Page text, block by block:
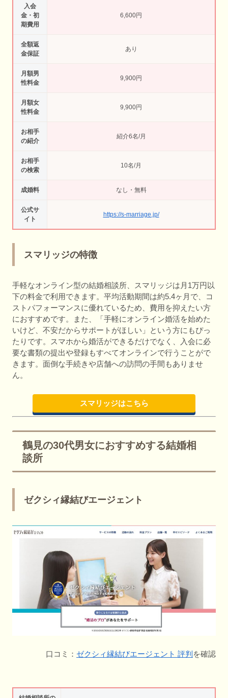
入会
金・初
期費用
6,600円
全額返
金保証
あり
月額男
性料金
9,900円
月額女
性料金
9,900円
お相手
の紹介
紹介6名/月
お相手
の検索
10名/月
成婚料 なし・無料
公式サ
イト
https://s-marriage.jp/
スマリッジの特徴
手軽なオンライン型の結婚相談所、スマリッジは月1万円以
下の料金で利用できます。平均活動期間は約5.4ヶ月で、コ
ストパフォーマンスに優れているため、費用を抑えたい方
におすすめです。また、「手軽にオンライン婚活を始めた
いけど、不安だからサポートがほしい」という方にもぴっ
たりです。スマホから婚活ができるだけでなく、入会に必
要な書類の提出や登録もすべてオンラインで行うことがで
きます。面倒な手続きや店舗への訪問の手間もありませ
ん。
スマリッジはこちら
鶴見の30代男女におすすめする結婚相
談所
ゼクシィ縁結びエージェント
口コミ： ゼクシィ縁結びエージェント 評判 を確認